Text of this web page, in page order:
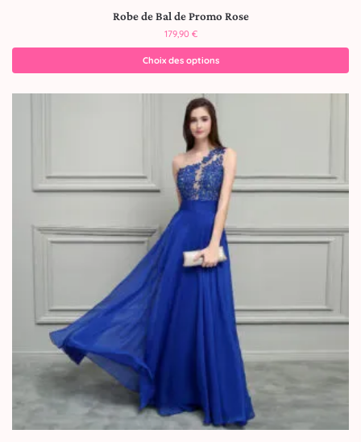
Robe de Bal de Promo Rose
179,90 €
Choix des options